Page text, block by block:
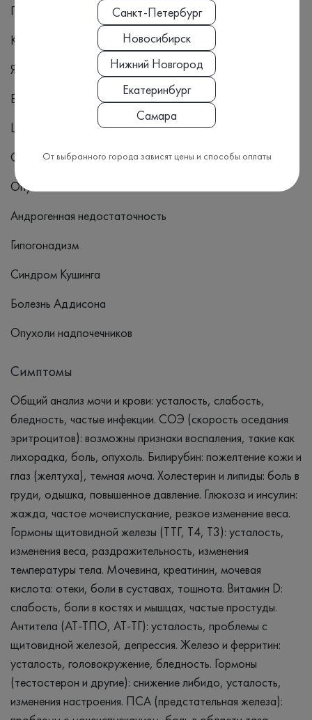
Паразитарные инвазии
Кровотечения из ЖКТ
Язвенный колит
Болезнь Крона
Целиакия
Ожирение
Опухоли яичек
Андрогенная недостаточность
Гипогонадизм
Синдром Кушинга
Болезнь Аддисона
Опухоли надпочечников
Симптомы
Общий анализ мочи и крови: усталость, слабость,
бледность, частые инфекции. СОЭ (скорость оседания
эритроцитов): возможны признаки воспаления, такие как
лихорадка, боль, опухоль. Билирубин: пожелтение кожи и
глаз (желтуха), темная моча. Холестерин и липиды: боль в
груди, одышка, повышенное давление. Глюкоза и инсулин:
жажда, частое мочеиспускание, резкое изменение веса.
Гормоны щитовидной железы (ТТГ, Т4, Т3): усталость,
изменения веса, раздражительность, изменения
температуры тела. Мочевина, креатинин, мочевая
кислота: отеки, боли в суставах, тошнота. Витамин D:
слабость, боли в костях и мышцах, частые простуды.
Антитела (AT-ТПО, AT-ТГ): усталость, проблемы с
щитовидной железой, депрессия. Железо и ферритин:
усталость, головокружение, бледность. Гормоны
(тестостерон и другие): снижение либидо, усталость,
изменения настроения. ПСА (предстательная железа):
Санкт-Петербург
Новосибирск
Нижний Новгород
Екатеринбург
Самара
От выбранного города зависят цены и способы оплаты